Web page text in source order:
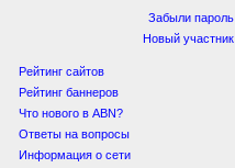
Забыли пароль
Новый участник
Рейтинг сайтов
Рейтинг баннеров
Что нового в ABN?
Ответы на вопросы
Информация о сети